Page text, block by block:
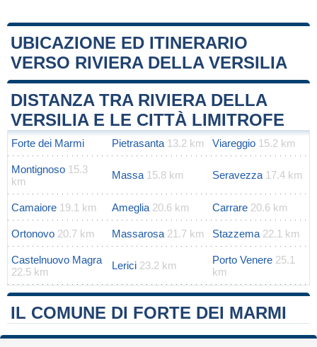
UBICAZIONE ED ITINERARIO
VERSO RIVIERA DELLA VERSILIA
+
−
Leaflet |Map data ©OpenStreetMapcontributors
DISTANZA TRA RIVIERA DELLA
VERSILIA E LE CITTÀ LIMITROFE
Forte dei Marmi Pietrasanta 13.2 km Viareggio 15.2 km
Montignoso 15.3
km
Massa 15.8 km Seravezza 17.4 km
Camaiore 19.1 km Ameglia 20.6 km Carrare 20.6 km
Ortonovo 20.7 km Massarosa 21.7 km Stazzema 22.1 km
Castelnuovo Magra
22.5 km
Lerici 23.2 km Porto Venere 25.1
km
IL COMUNE DI FORTE DEI MARMI